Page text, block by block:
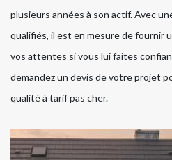
plusieurs années à son actif. Avec
qualifiés, il est en mesure de fournir
vos attentes si vous lui faites
demandez un devis de votre projet
qualité à tarif pas cher.